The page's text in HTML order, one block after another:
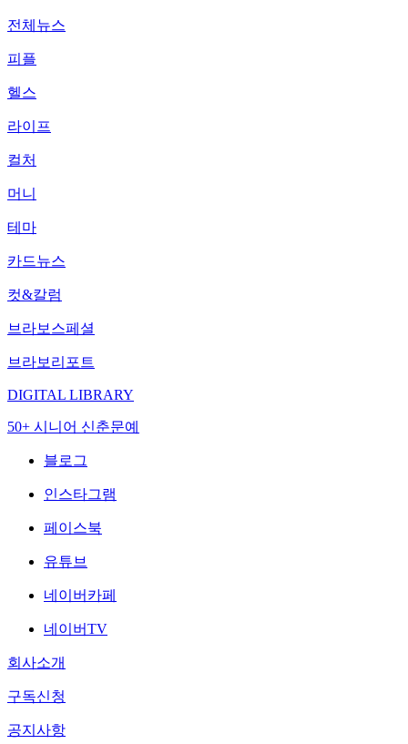
전체뉴스
피플
헬스
라이프
컬처
머니
테마
카드뉴스
컷&칼럼
브라보스페셜
브라보리포트
DIGITAL LIBRARY
50+ 시니어 신춘문예
블로그
인스타그램
페이스북
유튜브
네이버카페
네이버TV
회사소개
구독신청
공지사항